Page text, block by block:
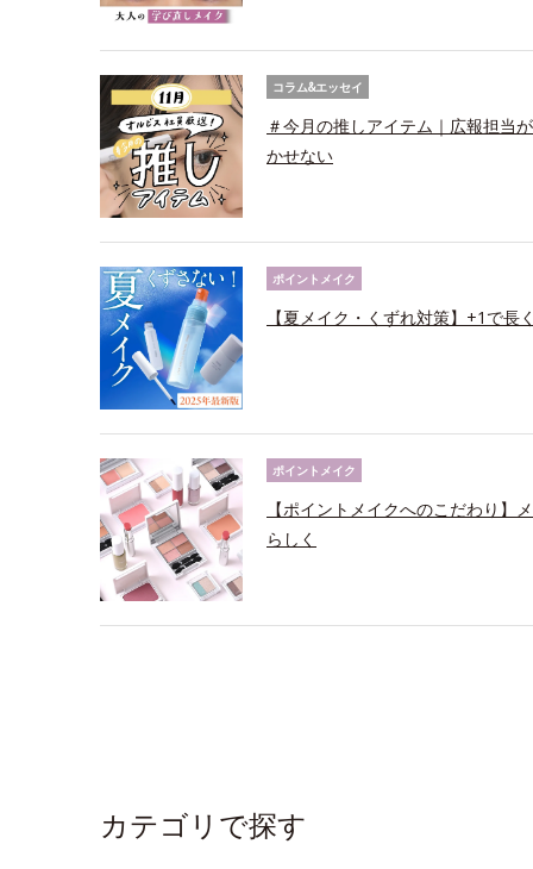
コラム&エッセイ
＃今月の推しアイテム｜広報担当
かせない
ポイントメイク
【夏メイク・くずれ対策】+1で長
ポイントメイク
【ポイントメイクへのこだわり】
らしく
カテゴリで探す